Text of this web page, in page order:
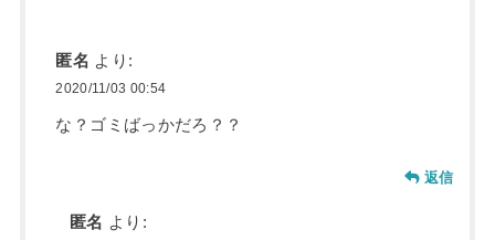
匿名 より:
2020/11/03 00:54
な？ゴミばっかだろ？？
返信
匿名 より: